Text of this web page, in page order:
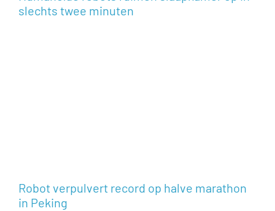
slechts twee minuten
Robot verpulvert record op halve marathon
in Peking